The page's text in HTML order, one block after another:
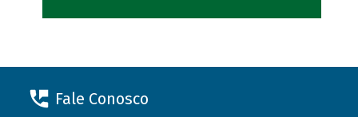
Fale Conosco